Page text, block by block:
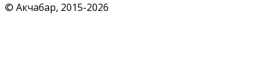
© Акчабар, 2015-2026